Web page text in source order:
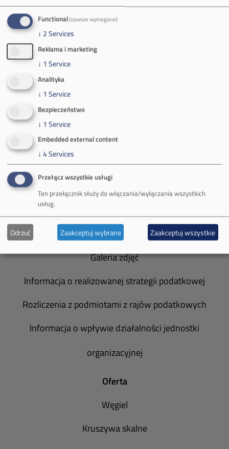
Kontakt dla mediów:
mail:media@pkw-sa.pl
(poniedziałek-piątek 7:00-15:00)
Władze spółki
Spółka Południowy Koncern Węglowy
Zakład Górniczy Sobieski
Galeria zdjęć
Informacja o realizowanej strategii podatkowej
Rozliczenia z podmiotami z rajów podatkowych
Informacja o wpływie działalności jednostki
organizacyjnej
Oferta
Węgiel
Kruszywa skalne
Functional(zawsze wymagane)
↓ 2Services
Reklama i marketing
↓ 1 Service
Analityka
↓ 1 Service
Bezpieczeństwo
↓ 1 Service
Embedded external content
↓ 4Services
Przełącz wszystkie usługi
Ten przełącznik służy do włączania/wyłączania wszystkich
usług.
Odrzuć Zaakceptuj wybrane Zaakceptuj wszystkie